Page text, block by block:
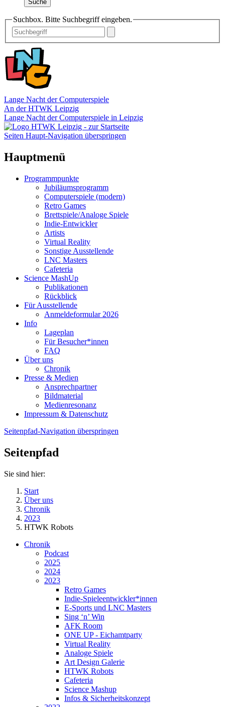
Suche
Suchbox. Bitte Suchbegriff eingeben.
Lange Nacht der Computerspiele
An der HTWK Leipzig
Lange Nacht der Computerspiele in Leipzig
Seiten Haupt-Navigation überspringen
Hauptmenü
Programmpunkte
Jubiläumsprogramm
Computerspiele (modern)
Retro Games
Brettspiele/Analoge Spiele
Indie-Entwickler
Artists
Virtual Reality
Sonstige Ausstellende
LNC Masters
Cafeteria
Science MashUp
Publikationen
Rückblick
Für Ausstellende
Anmeldeformular 2026
Info
Lageplan
Für Besucher*innen
FAQ
Über uns
Chronik
Presse & Medien
Ansprechpartner
Bildmaterial
Medienresonanz
Impressum & Datenschutz
Seitenpfad-Navigation überspringen
Seitenpfad
Sie sind hier:
Start
Über uns
Chronik
2023
HTWK Robots
Chronik
Podcast
2025
2024
2023
Retro Games
Indie-Spieleentwickler*innen
E-Sports und LNC Masters
Sing ‘n’ Win
AFK Room
ONE UP - Eichamtparty
Virtual Reality
Analoge Spiele
Art Design Galerie
HTWK Robots
Cafeteria
Science Mashup
Infos & Sicherheitskonzept